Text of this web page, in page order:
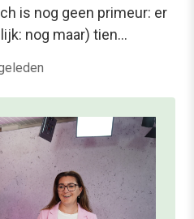
is nog geen primeur: er
nog maar) tien…